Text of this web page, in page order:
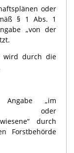
oder
§ 1 Abs. 1
„von der
wird durch die
„im
oder
durch
Forstbehörde